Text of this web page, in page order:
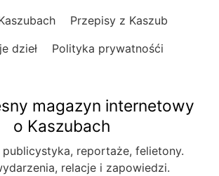
Przepisy z Kaszub
dzieł
Polityka prywatnośći
magazyn internetowy
o Kaszubach
publicystyka, reportaże, felietony.
relacje i zapowiedzi.